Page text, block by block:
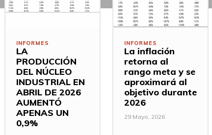
INFORMES
LA
PRODUCCIÓN
DEL NÚCLEO
INDUSTRIAL EN
ABRIL DE 2026
AUMENTÓ
APENAS UN
0,9%
INFORMES
La inflación
retorna al
rango meta y se
aproximará al
objetivo durante
2026
29 Mayo, 2026